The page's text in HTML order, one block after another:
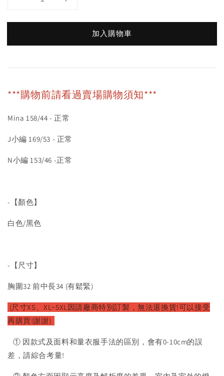
加入購物車
***購物前請看過賣場購物須知***
Mina 158/44 - 正常
J小編 169/53 - 正常
N小編 153/46 -正常
-【顏色】
白色/黑色
-【尺寸】
胸圍32 前中長34 (有鬆緊)
(尺寸XS、XL~5XL因請廠商特別訂製，無法退換貨!可以接受
再購買!謝謝)
① 因款式及面料和量衣服手法的區別，會有0-10cm的誤
差，請綜合考量!